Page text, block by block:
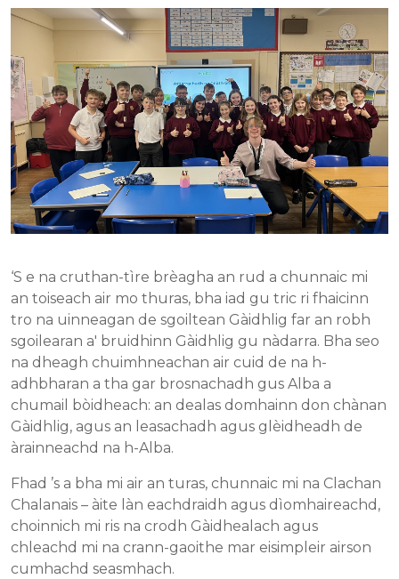
‘S e na cruthan-tìre brèagha an rud a chunnaic mi
an toiseach air mo thuras, bha iad gu tric ri fhaicinn
tro na uinneagan de sgoiltean Gàidhlig far an robh
sgoilearan a' bruidhinn Gàidhlig gu nàdarra. Bha seo
na dheagh chuimhneachan air cuid de na h-
adhbharan a tha gar brosnachadh gus Alba a
chumail bòidheach: an dealas domhainn don chànan
Gàidhlig, agus an leasachadh agus glèidheadh de
àrainneachd na h-Alba.
Fhad ’s a bha mi air an turas, chunnaic mi na Clachan
Chalanais – àite làn eachdraidh agus dìomhaireachd,
choinnich mi ris na crodh Gàidhealach agus
chleachd mi na crann-gaoithe mar eisimpleir airson
cumhachd seasmhach.